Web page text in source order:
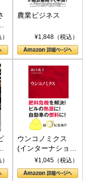
農業ビジネス
¥1,848（税込）
ウンコノミクス
(インターナショナ
ル新書)¥1,045（税込）